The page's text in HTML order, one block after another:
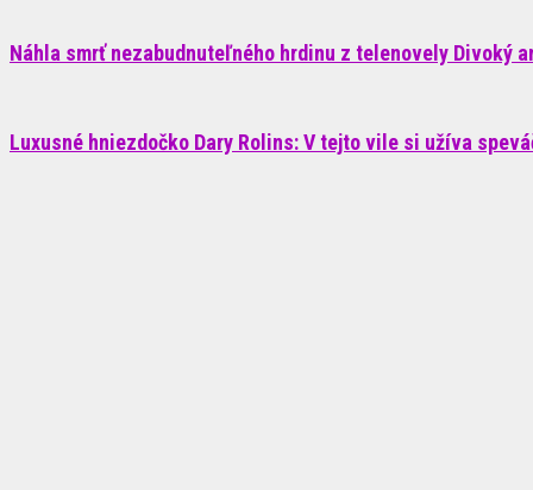
Náhla smrť nezabudnuteľného hrdinu z telenovely Divoký
Luxusné hniezdočko Dary Rolins: V tejto vile si užíva